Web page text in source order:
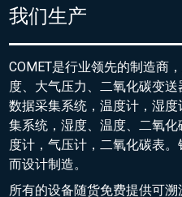
我们生产
COMET是行业领先的制造商
度、大气压力、二氧化碳变送
数据采集系统，温度计，湿
集系统，湿度、温度、二氧
度计，气压计，二氧化碳表
而设计制造。
所有的设备随货免费提供可